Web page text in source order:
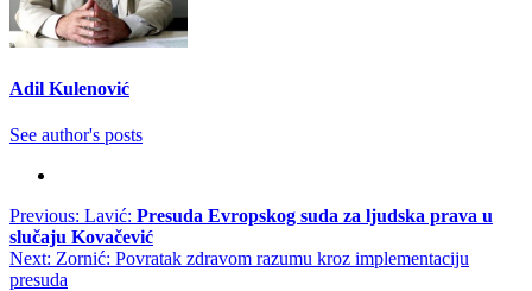
Adil Kulenović
See author's posts
Post
navigation
Previous: Lavić: Presuda Evropskog suda za ljudska prava u
slučaju Kovačević
Next: Zornić: Povratak zdravom razumu kroz implementaciju
presuda